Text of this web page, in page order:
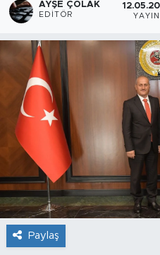
AYŞE ÇOLAK
EDITÖR
Paylaş
Tüm Manşetler
Son Dakika
Haber Arşivi